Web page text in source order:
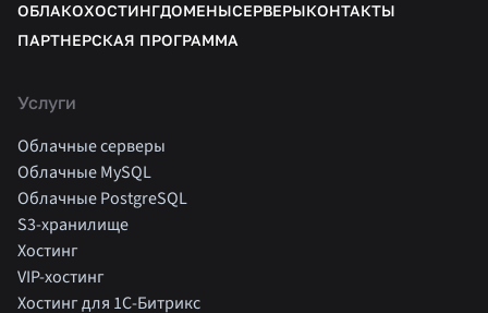
ОБЛАКОХОСТИНГДОМЕНЫСЕРВЕРЫКОНТАКТЫ
ПАРТНЕРСКАЯ ПРОГРАММА
Услуги
Облачные серверы
Облачные MySQL
Облачные PostgreSQL
S3-хранилище
Хостинг
VIP-хостинг
Хостинг для 1C-Битрикс